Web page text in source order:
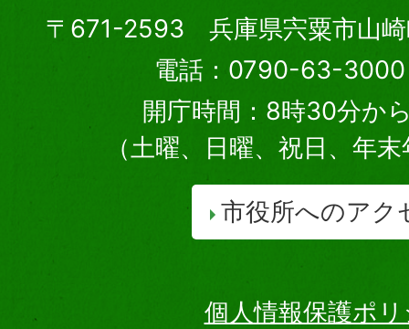
〒671-2593 兵庫県宍粟市山崎
電話：0790-63-3000
開庁時間：8時30分か
（土曜、日曜、祝日、年
市役所へのアク
個人情報保護ポ